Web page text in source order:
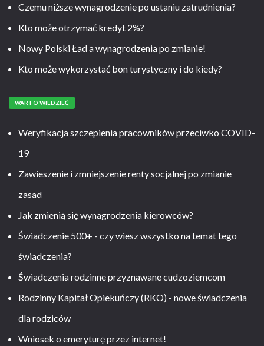
Czemu niższe wynagrodzenie po ustaniu zatrudnienia?
Kto może otrzymać kredyt 2%?
Nowy Polski Ład a wynagrodzenia po zmianie!
Kto może wykorzystać bon turystyczny i do kiedy?
WARTO WIEDZIEĆ
Weryfikacja szczepienia pracowników przeciwko COVID-
19
Zawieszenie i zmniejszenie renty socjalnej po zmianie
zasad
Jak zmienią się wynagrodzenia kierowców?
Świadczenie 500+ - czy wiesz wszystko na temat tego
świadczenia?
Świadczenia rodzinne przyznawane cudzoziemcom
Rodzinny Kapitał Opiekuńczy (RKO) - nowe świadczenia
dla rodziców
Wniosek o emeryturę przez internet!